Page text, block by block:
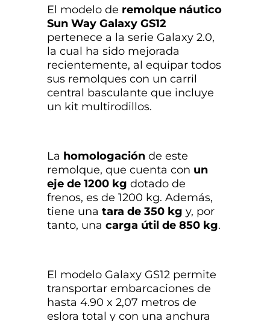
El modelo de remolque náutico
Sun Way Galaxy GS12
pertenece a la serie Galaxy 2.0,
la cual ha sido mejorada
recientemente, al equipar todos
sus remolques con un carril
central basculante que incluye
un kit multirodillos.
La homologación de este
remolque, que cuenta con un
eje de 1200 kg dotado de
frenos, es de 1200 kg. Además,
tiene una tara de 350 kg y, por
tanto, una carga útil de 850 kg.
El modelo Galaxy GS12 permite
transportar embarcaciones de
hasta 4.90 x 2,07 metros de
eslora total y con una anchura